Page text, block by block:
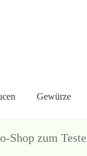
Gewürze
Warenkorb
zum